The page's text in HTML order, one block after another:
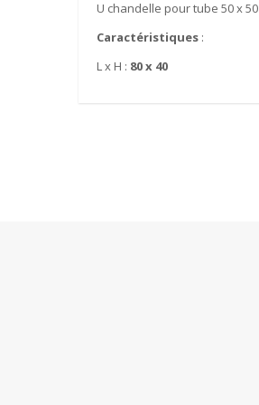
U chandelle pour tube 50 x 50
Caractéristiques :
L x H : 80 x 40